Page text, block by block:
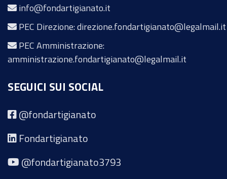
info@fondartigianato.it
PEC Direzione: direzione.fondartigianato@legalmail.it
PEC Amministrazione:
amministrazione.fondartigianato@legalmail.it
SEGUICI SUI SOCIAL
@fondartigianato
Fondartigianato
@fondartigianato3793